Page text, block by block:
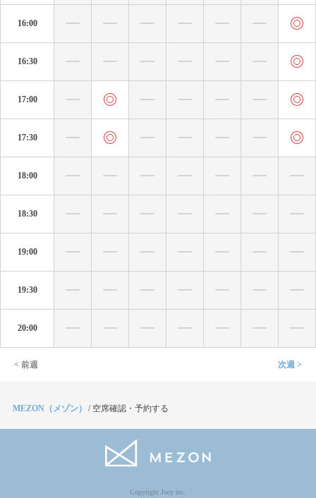
16:00
16:30
17:00
17:30
18:00
18:30
19:00
19:30
20:00
< 前週 次週 >
MEZON（メゾン） / 空席確認・予約する
Copyright Jocy inc.